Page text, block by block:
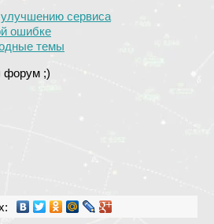
сервиса
ошибке
темы
форум ;)